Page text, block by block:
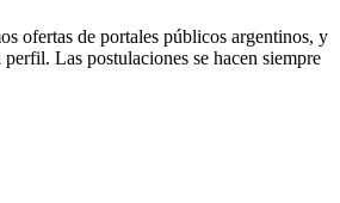
ofertas de portales públicos argentinos, y
Las postulaciones se hacen siempre